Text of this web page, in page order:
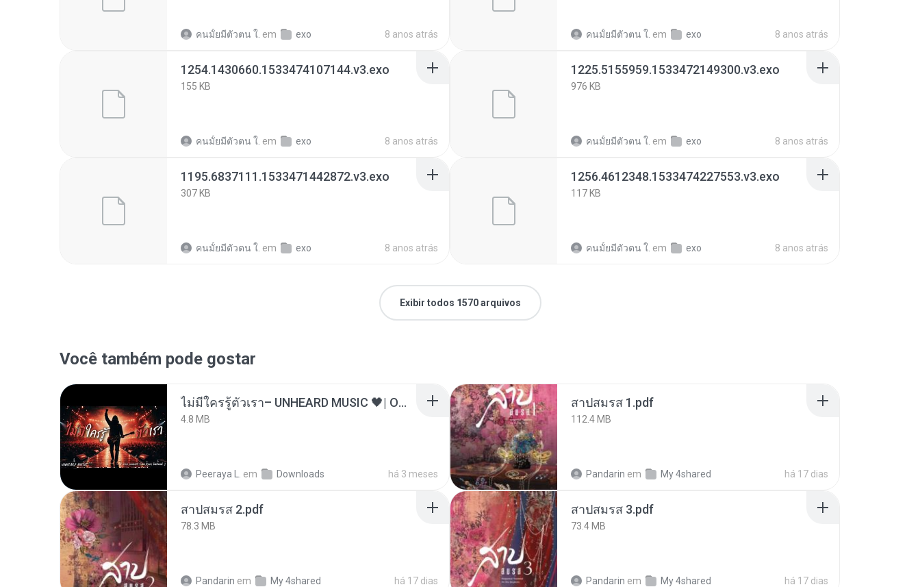
คนมั้ยมีตัวตน ใ. em exo 8 anos atrás คนมั้ยมีตัวตน ใ. em exo 8 anos atrás
1254.1430660.1533474107144.v3.exo
155 KB
คนมั้ยมีตัวตน ใ. em exo 8 anos atrás
1225.5155959.1533472149300.v3.exo
976 KB
คนมั้ยมีตัวตน ใ. em exo 8 anos atrás
1195.6837111.1533471442872.v3.exo
307 KB
คนมั้ยมีตัวตน ใ. em exo 8 anos atrás
1256.4612348.1533474227553.v3.exo
117 KB
คนมั้ยมีตัวตน ใ. em exo 8 anos atrás
Exibir todos 1570 arquivos
Você também pode gostar
ไม่มีใครรู้ตัวเรา– UNHEARD MUSIC 🖤| Official Lyric Video | เพลงสู้ชีวิต
4.8 MB
Peeraya L. em Downloads há 3 meses
สาปสมรส 1.pdf
112.4 MB
Pandarin em My 4shared há 17 dias
สาปสมรส 2.pdf
78.3 MB
Pandarin em My 4shared há 17 dias
สาปสมรส 3.pdf
73.4 MB
Pandarin em My 4shared há 17 dias